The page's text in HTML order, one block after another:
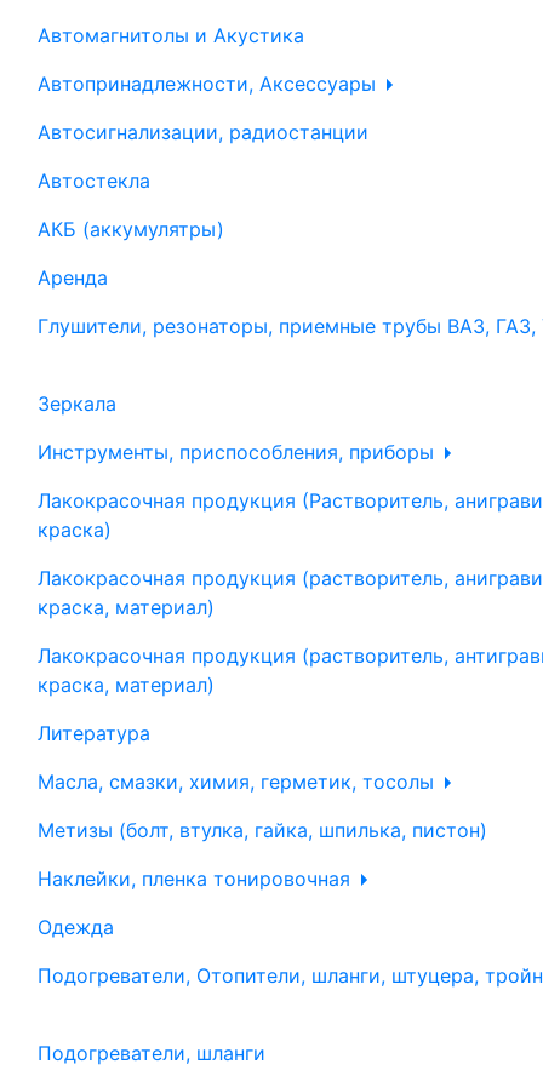
Автомагнитолы и Акустика
Автопринадлежности, Аксессуары
Автосигнализации, радиостанции
Автостекла
АКБ (аккумулятры)
Аренда
Глушители, резонаторы, приемные трубы ВАЗ, ГАЗ,
Зеркала
Инструменты, приспособления, приборы
Лакокрасочная продукция (Растворитель,
краска)
Лакокрасочная продукция (растворитель,
краска, материал)
Лакокрасочная продукция (растворитель,
краска, материал)
Литература
Масла, смазки, химия, герметик, тосолы
Метизы (болт, втулка, гайка, шпилька, пистон)
Наклейки, пленка тонировочная
Одежда
Подогреватели, Отопители, шланги, штуцера,
Подогреватели, шланги